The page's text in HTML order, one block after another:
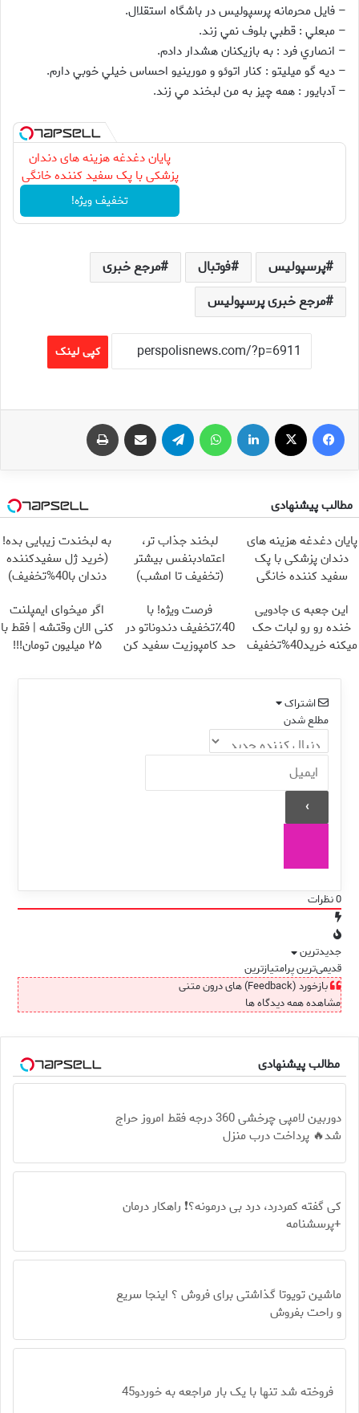
– فايل محرمانه پرسپوليس در باشگاه استقلال.
– مبعلي : قطبي بلوف نمي زند.
– انصاري فرد : به بازيكنان هشدار دادم.
– ديه گو ميليتو : کنار اتوئو و مورينيو احساس خيلي خوبي دارم.
– آدبايور : همه چيز به من لبخند مي زند.
پایان دغدغه هزینه های دندان
پزشکی با پک سفید کننده خانگی
تخفیف ویژه!
پرسپولیس فوتبال
مرجع خبری
مرجع خبری پرسپولیس
کپی لینک
فیس بوک لینکدین تلگرام اشتراک گذاری از طریق ایمیل
مطالب پیشنهادی
پایان دغدغه هزینه های
دندان پزشکی با پک
سفید کننده خانگی
لبخند جذاب تر،
اعتمادبنفس بیشتر
(تخفیف تا امشب)
به لبخندت زیبایی بده!
(خرید ژل سفیدکننده
دندان با40%تخفیف)
این جعبه ی جادویی
خنده رو رو لبات حک
میکنه خرید40%تخفیف
فرصت ویژه! با
40٪تخفیف دندوناتو در
حد کامپوزیت سفید کن
اگر میخوای ایمپلنت
کنی الان وقتشه | فقط با
۲۵ میلیون تومان!!!
اشتراک
مطلع شدن
0نظرات
جدیدترین
قدیمی‌ترینپرامتیازترین
بازخورد (Feedback) های درون متنی
مشاهده همه دیدگاه ها
مطالب پیشنهادی
دوربین لامپی چرخشی 360 درجه فقط امروز حراج
شد🔥 پرداخت درب منزل
کی گفته کمردرد، درد بی درمونه؟❗ راهکار درمان
+پرسشنامه
ماشین تویوتا گذاشتی برای فروش ؟ اینجا سریع
و راحت بفروش
فروخته شد تنها با یک بار مراجعه به خوردو45